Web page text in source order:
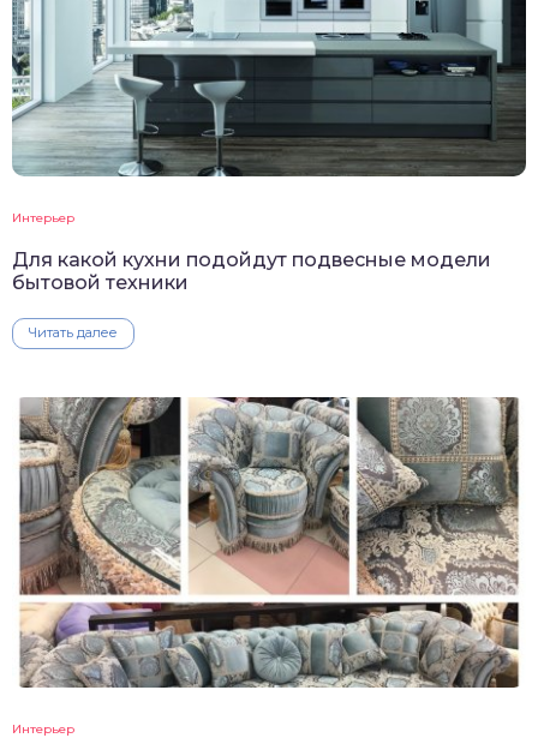
Интерьер
Для какой кухни подойдут подвесные модели
бытовой техники
Читать далее
Интерьер